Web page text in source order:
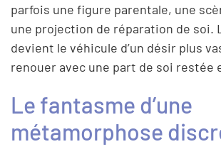
parfois une figure parentale, une
une projection de réparation de soi.
devient le véhicule d’un désir plus
renouer avec une part de soi restée
Le fantasme d’une
métamorphose